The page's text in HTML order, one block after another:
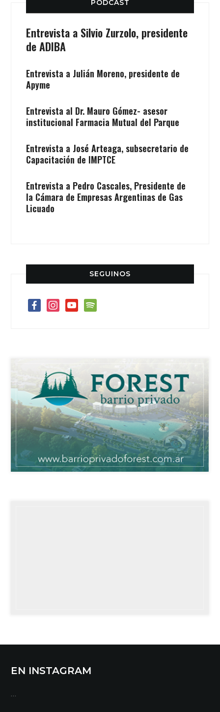
PODCAST
Entrevista a Silvio Zurzolo, presidente
de ADIBA
Entrevista a Julián Moreno, presidente de
Apyme
Entrevista al Dr. Mauro Gómez- asesor
institucional Farmacia Mutual del Parque
Entrevista a José Arteaga, subsecretario de
Capacitación de IMPTCE
Entrevista a Pedro Cascales, Presidente de
la Cámara de Empresas Argentinas de Gas
Licuado
SEGUINOS
facebookinstagramyoutubespotify
EN INSTAGRAM